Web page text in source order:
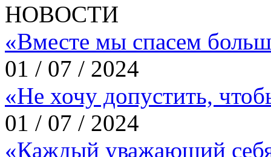
НОВОСТИ
«Вместе мы спасем
01 / 07 / 2024
«Не хочу допустить,
01 / 07 / 2024
«Каждый уважающий